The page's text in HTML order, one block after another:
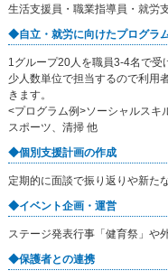
生活支援員・職業指導員・就労
◆自立・就労に向けたプログラ
1グループ20人を職員3-4名で受
少人数単位で担当するので利用
きます。
<プログラム例>ソーシャルスキ
スポーツ、清掃 他
◆個別支援計画の作成
定期的に面談で振り返りや新た
◆イベント企画・運営
ステージ発表行事「健育祭」や
◆保護者との連携